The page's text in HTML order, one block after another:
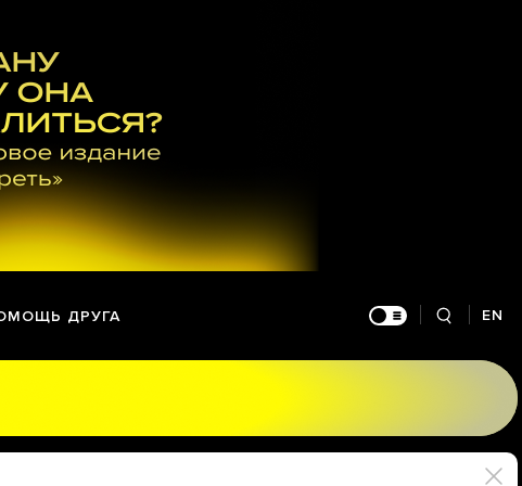
ДРУГА EN